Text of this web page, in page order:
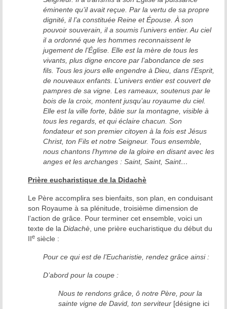
éminente qu’il avait reçue. Par la vertu de sa propre
dignité, il l’a constituée Reine et Épouse. À son
pouvoir souverain, il a soumis l’univers entier. Au ciel
il a ordonné que les hommes reconnaissent le
jugement de l’Église. Elle est la mère de tous les
vivants, plus digne encore par l’abondance de ses
fils. Tous les jours elle engendre à Dieu, dans l’Esprit,
de nouveaux enfants. L’univers entier est couvert de
pampres de sa vigne. Les rameaux, soutenus par le
bois de la croix, montent jusqu’au royaume du ciel.
Elle est la ville forte, bâtie sur la montagne, visible à
tous les regards, et qui éclaire chacun. Son
fondateur et son premier citoyen à la fois est Jésus
Christ, ton Fils et notre Seigneur. Tous ensemble,
nous chantons l’hymne de la gloire en disant avec les
anges et les archanges : Saint, Saint, Saint…
Prière eucharistique de la Didachè
Le Père accomplira ses bienfaits, son plan, en conduisant
son Royaume à sa plénitude, troisième dimension de
l’action de grâce. Pour terminer cet ensemble, voici un
texte de la Didachè, une prière eucharistique du début du
IIe siècle :
Pour ce qui est de l’Eucharistie, rendez grâce ainsi :
D’abord pour la coupe :
Nous te rendons grâce, ô notre Père, pour la
sainte vigne de David, ton serviteur [désigne ici